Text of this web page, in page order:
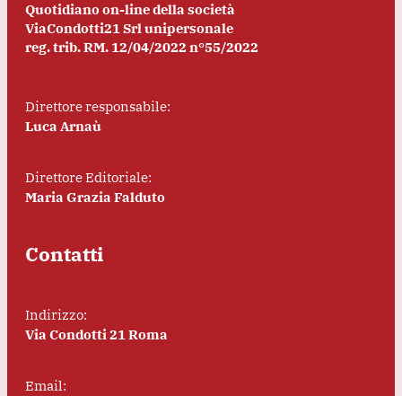
Quotidiano on-line della società
ViaCondotti21 Srl unipersonale
reg. trib. RM. 12/04/2022 n°55/2022
Direttore responsabile:
Luca Arnaù
Direttore Editoriale:
Maria Grazia Falduto
Contatti
Indirizzo:
Via Condotti 21 Roma
Email: